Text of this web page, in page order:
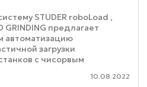
STUDER roboLoad ,
GRINDING предлагает
автоматизацию
загрузки
с чисорвым
Таких, как STUDER
Оборудование это ...10.08.2022